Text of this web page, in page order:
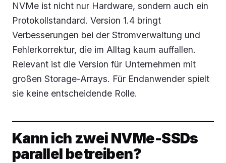
NVMe ist nicht nur Hardware, sondern auch ein
Protokollstandard. Version 1.4 bringt
Verbesserungen bei der Stromverwaltung und
Fehlerkorrektur, die im Alltag kaum auffallen.
Relevant ist die Version für Unternehmen mit
großen Storage-Arrays. Für Endanwender spielt
sie keine entscheidende Rolle.
Kann ich zwei NVMe-SSDs
parallel betreiben?